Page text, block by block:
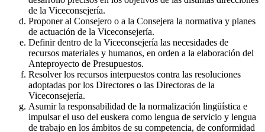
de la Viceconsejería.
Proponer al Consejero o a la Consejera la normativa y planes
de actuación de la Viceconsejería.
Definir dentro de la Viceconsejería las necesidades de
recursos materiales y humanos, en orden a la elaboración del
Anteproyecto de Presupuestos.
Resolver los recursos interpuestos contra las resoluciones
adoptadas por los Directores o las Directoras de la
Viceconsejería.
Asumir la responsabilidad de la normalización lingüística e
impulsar el uso del euskera como lengua de servicio y lengua
de trabajo en los ámbitos de su competencia, de conformidad